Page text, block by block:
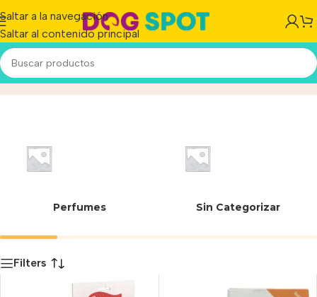
Saltar a la navegación
Saltar al contenido principal
SerenexInicio/Producto
Perfumes Sin Categorizar
Filters